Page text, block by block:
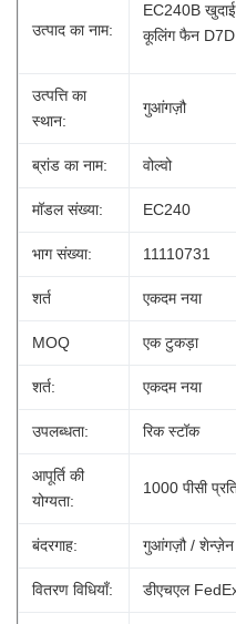
उत्पाद का नाम:
EC240B
कूलिंग फैन D7D
उत्पत्ति का
स्थान:
गुआंगज़ौ
ब्रांड का नाम: वोल्वो
मॉडल संख्या: EC240
भाग संख्या: 11110731
शर्त एकदम नया
MOQ एक टुकड़ा
शर्त: एकदम नया
उपलब्धता: रिक स्टॉक
आपूर्ति की
योग्यता:
1000 पीसी
बंदरगाह: गुआंगज़ौ /
वितरण विधियाँ: डीएचएल